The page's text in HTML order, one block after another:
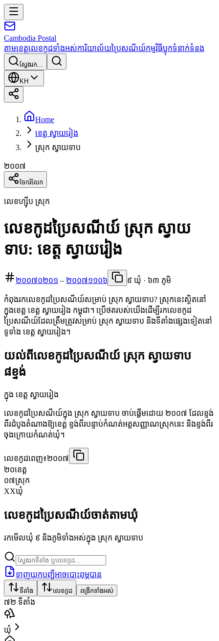
Cambodia Postal
តាមខេត្តលេខកូដទាំងអស់ការិយាល័យប្រៃសណីយ៍កម្មវិធីប្លុកទំនាក់ទំនង
ស្វែងរក...
KH
Home
ខេត្ត ស្វាយរៀង
ស្រុក ស្វាយទាប
២០០៧
ចែករំលែក
លេខហ្ស៊ីប ស្រុក
លេខកូដប្រៃសណីយ៍ ស្រុក ស្វាយ
ទាប: ខេត្ត ស្វាយរៀង
២០០៧០២០១ – ២០០៧១១០៦ ៩ ឃុំ · ៦៣ ភូមិ
កំពុងរកលេខកូដប្រៃសណីយ៍សម្រាប់ ស្រុក ស្វាយទាប? ស្រុកនេះស្ថិតនៅ
ក្នុងខេត្ត ខេត្ត ស្វាយរៀង កម្ពុជា។ ប្រើថតរបស់យើងដើម្បីរកលេខកូដ
ប្រៃសណីយ៍ដែលត្រឹមត្រូវសម្រាប់ ស្រុក ស្វាយទាប និងទីតាំងផ្សេងទៀតនៅ
ទូទាំង ខេត្ត ស្វាយរៀង។
យល់ពីលេខកូដប្រៃសណីយ៍ ស្រុក ស្វាយទាប
៨ខ្ទង់
ក្នុង ខេត្ត ស្វាយរៀង
លេខកូដប្រៃសណីយ៍ក្នុង ស្រុក ស្វាយទាប ចាប់ផ្តើមដោយ ២០០៧ ដែលខ្ទង់
ពីរដំបូងតំណាងឱ្យខេត្ត ខ្ទង់ពីរបន្ទាប់កំណត់អត្តសញ្ញាណស្រុកនេះ និងខ្ទង់ពីរ
ចុងក្រោយកំណត់ឃុំ។
លេខកូដពេញ៖២០០៧
២០ខេត្ត
០៧ស្រុក
XXឃុំ
លេខកូដប្រៃសណីយ៍ចាត់តាមឃុំ
រកមើលឃុំ ៩ និងភូមិទាំងអស់ក្នុង ស្រុក ស្វាយទាប
ទាញយកបញ្ជីអាចបោះពុម្ភបាន
ទីតាំង លេខកូដ ពង្រីកទាំងអស់
៧២ ទីតាំង
ឃុំ